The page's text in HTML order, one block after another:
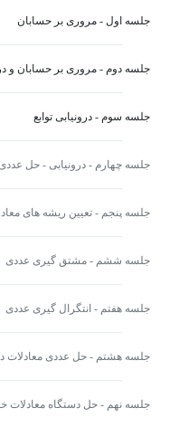
جلسه اول - مروری بر حسابان
جلسه دوم - مروری بر حسابان و
جلسه سوم - درونیابی توابع
جلسه چهارم - درونیابی - حل
جلسه پنجم - تعیین ریشه های
جلسه ششم - مشتق گیری عددی
جلسه هفتم - انتگرال گیری عددی
جلسه هشتم - حل عددی معادلات
جلسه نهم - حل دستگاه معادلات